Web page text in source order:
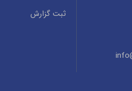
ثبت گزارش